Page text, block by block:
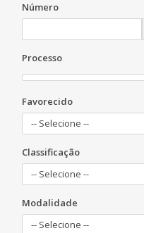
Número
Processo
Favorecido
-- Selecione --
Classificação
-- Selecione --
Modalidade
-- Selecione --